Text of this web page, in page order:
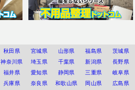
秋田県 宮城県 山形県 福島県
茨城県
神奈川県 埼玉県 千葉県 新潟県
長野県
福井県 愛知県 静岡県 三重県
岐阜県
兵庫県 奈良県 和歌山県 岡山県
広島県